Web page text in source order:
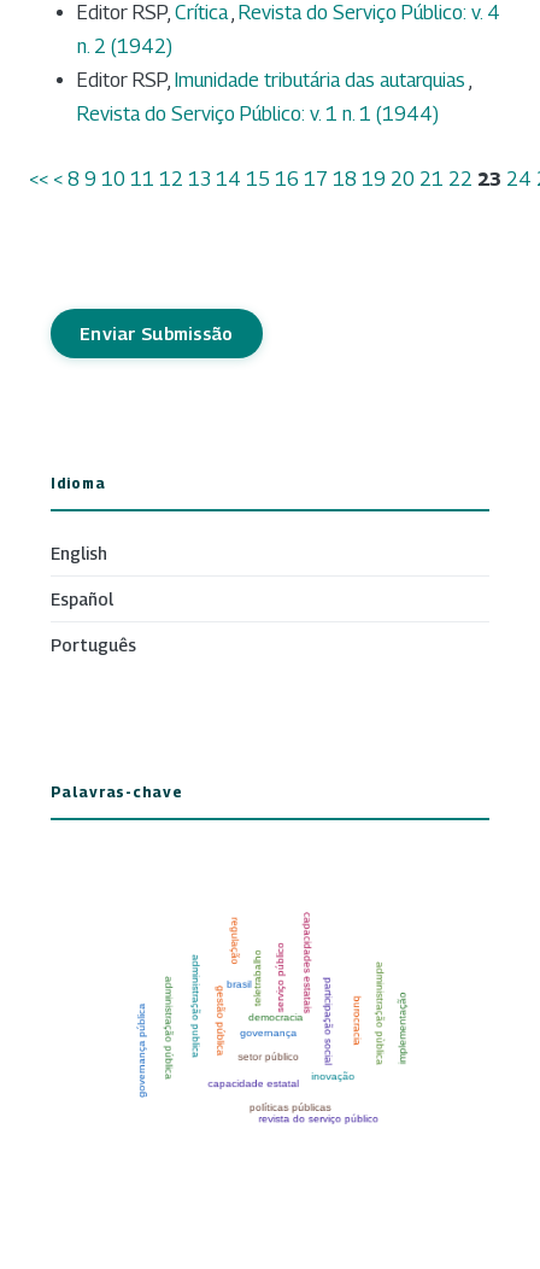
Editor RSP, Crítica, Revista do Serviço Público: v. 4
n. 2 (1942)
Editor RSP, Imunidade tributária das autarquias ,
Revista do Serviço Público: v. 1 n. 1 (1944)
<< < 8 9 10 11 12 13 14 15 16 17 18 19 20 21 22 23 24
Enviar Submissão
Idioma
English
Español
Português
Palavras-chave